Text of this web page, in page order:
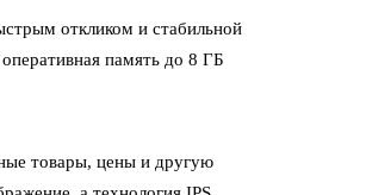
откликом и стабильной
память до 8 ГБ
товары, цены и другую